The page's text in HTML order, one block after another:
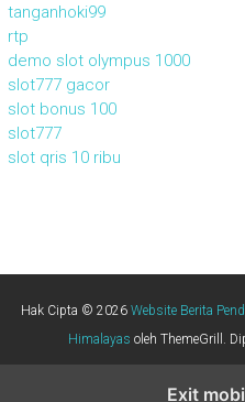
tanganhoki99
rtp
demo slot olympus 1000
slot777 gacor
slot bonus 100
slot777
slot qris 10 ribu
Hak Cipta © 2026Website Berita
Himalayas oleh ThemeGrill.
Exit